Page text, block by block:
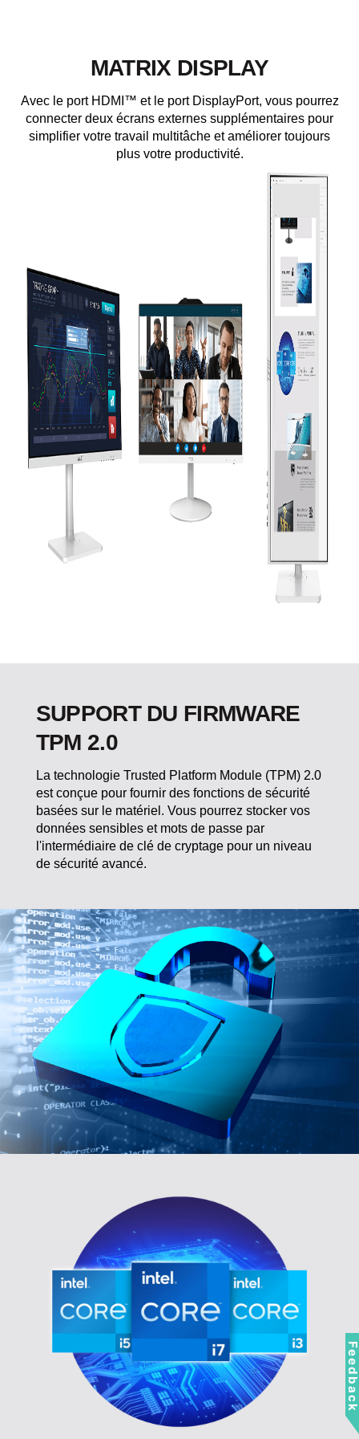
connecter deux écrans externes supplémentaires pour
simplifier votre travail multitâche et améliorer toujours
plus votre productivité.
TPM 2.0
est conçue pour fournir des fonctions de sécurité
basées sur le matériel. Vous pourrez stocker vos
données sensibles et mots de passe par
l'intermédiaire de clé de cryptage pour un niveau
de sécurité avancé.
STABLE ET PUISSANT